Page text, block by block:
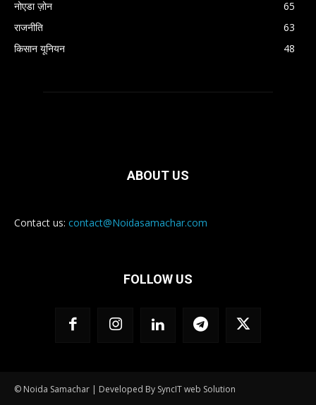
नोएडा ज़ोन
65
राजनीति
63
किसान यूनियन
48
ABOUT US
Contact us: contact@Noidasamachar.com
FOLLOW US
© Noida Samachar | Developed By SyncIT web Solution